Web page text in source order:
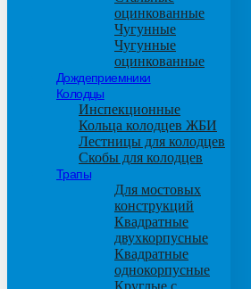
оцинкованные
Чугунные
Чугунные
оцинкованные
Дождеприемники
Колодцы
Инспекционные
Кольца колодцев ЖБИ
Лестницы для колодцев
Скобы для колодцев
Трапы
Для мостовых
конструкций
Квадратные
двухкорпусные
Квадратные
однокорпусные
Круглые с